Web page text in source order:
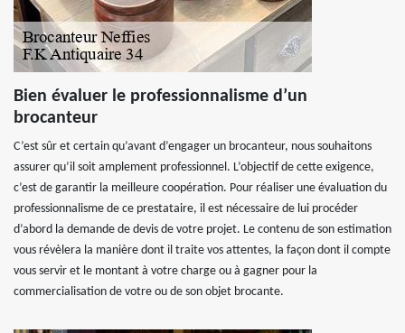
Bien évaluer le professionnalisme d’un
brocanteur
C’est sûr et certain qu’avant d’engager un brocanteur, nous souhaitons
assurer qu’il soit amplement professionnel. L’objectif de cette exigence,
c’est de garantir la meilleure coopération. Pour réaliser une évaluation du
professionnalisme de ce prestataire, il est nécessaire de lui procéder
d’abord la demande de devis de votre projet. Le contenu de son estimation
vous révèlera la manière dont il traite vos attentes, la façon dont il compte
vous servir et le montant à votre charge ou à gagner pour la
commercialisation de votre ou de son objet brocante.